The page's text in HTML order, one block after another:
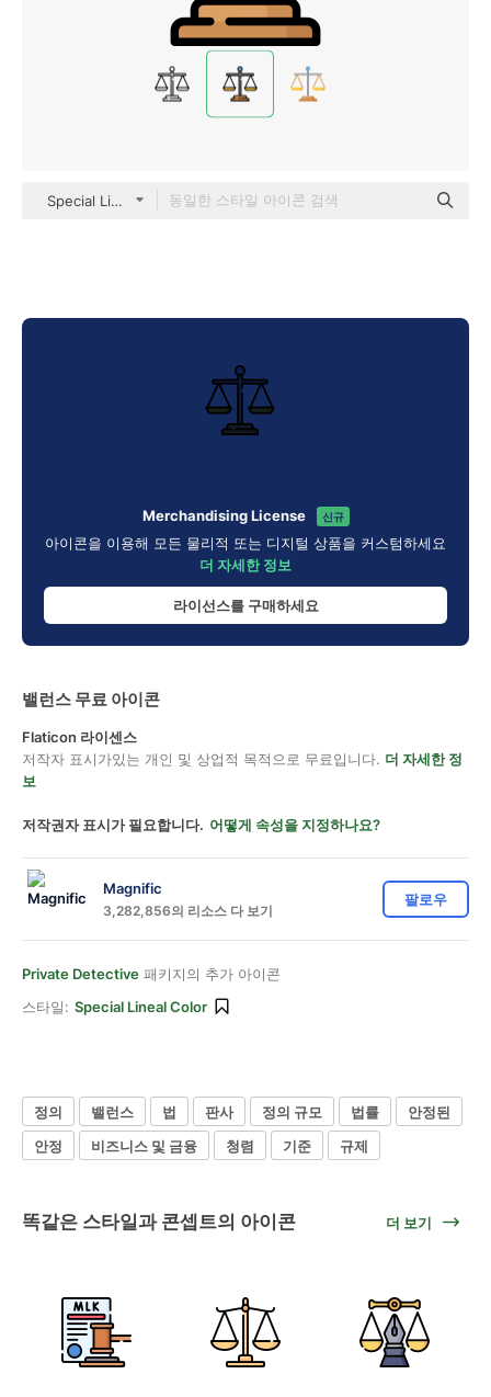
Special Lineal color
Merchandising License 신규
아이콘을 이용해 모든 물리적 또는 디지털 상품을 커스텀하세요
더 자세한 정보
라이선스를 구매하세요
밸런스 무료 아이콘
Flaticon 라이센스
저작자 표시가있는 개인 및 상업적 목적으로 무료입니다. 더 자세한 정
보
저작권자 표시가 필요합니다. 어떻게 속성을 지정하나요?
Magnific
3,282,856의 리소스 다 보기
팔로우
Private Detective 패키지의 추가 아이콘
스타일: Special Lineal Color
정의 밸런스 법 판사 정의 규모 법률
안정된
안정
비즈니스 및 금융 청렴 기준 규제
똑같은 스타일과 콘셉트의 아이콘 더 보기